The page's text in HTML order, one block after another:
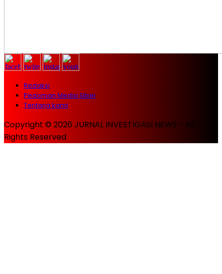
Redaksi
Pedoman Media Siber
Tentang kami
Copyright © 2026 JURNAL INVESTIGASI NEWS - All
Rights Reserved